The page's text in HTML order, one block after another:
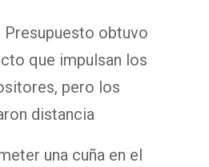
Presupuesto obtuvo
que impulsan los
pero los
distancia
una cuña en el